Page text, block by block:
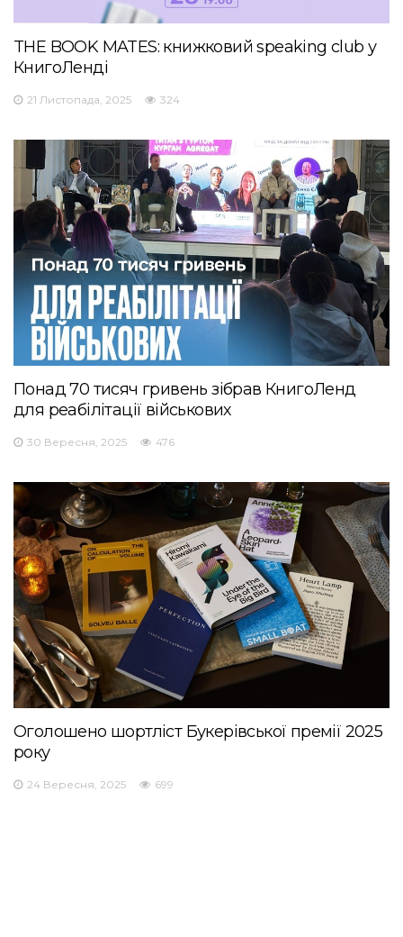
THE BOOK MATES: книжковий speaking club у
КнигоЛенді
21 Листопада, 2025 324
Понад 70 тисяч гривень зібрав КнигоЛенд
для реабілітації військових
30 Вересня, 2025 476
Оголошено шортліст Букерівської премії 2025
року
24 Вересня, 2025 699